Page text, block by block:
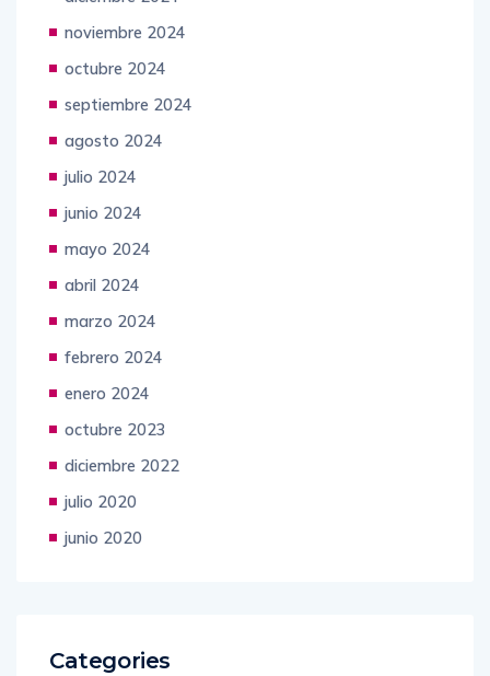
noviembre 2024
octubre 2024
septiembre 2024
agosto 2024
julio 2024
junio 2024
mayo 2024
abril 2024
marzo 2024
febrero 2024
enero 2024
octubre 2023
diciembre 2022
julio 2020
junio 2020
Categories